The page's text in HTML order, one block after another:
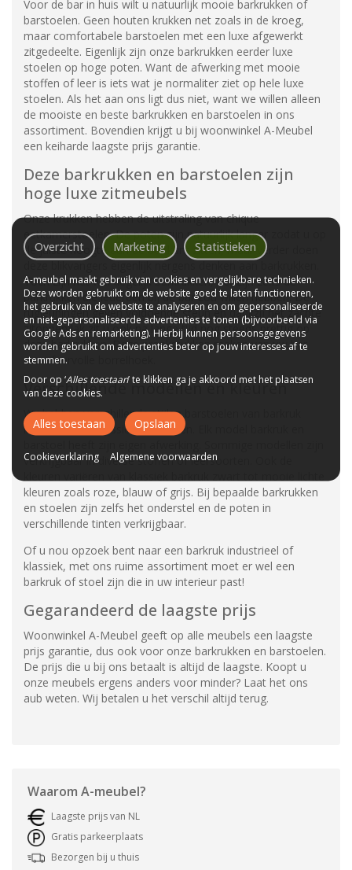
Voor de bar in huis wilt u natuurlijk mooie barkrukken of
barstoelen. Geen houten krukken net zoals in de kroeg,
maar comfortabele barstoelen met een luxe afgewerkt
zitgedeelte. Eigenlijk zijn onze barkrukken eerder luxe
stoelen op hoge poten. Want de afwerking met mooie
stoffen of leer is iets wat je normaliter ziet op hele luxe
stoelen. Als het aan ons ligt dus niet, want we willen alleen
de mooiste en beste barkrukken en barstoelen in ons
assortiment. Bovendien krijgt u bij woonwinkel A-Meubel
een keiharde laagste prijs garantie.
Deze barkrukken en barstoelen zijn
hoge luxe zitmeubels
Onze krukken hebben de uitstraling van chique
eetkamerstoelen. De poten zijn natuurlijk langer zodat u op
de juiste hoogte aan de bar kunt zitten, maar verder doen
deze blikvangers eigenlijk nergens denken aan barkrukken.
Toch zijn het wel degelijk barkrukken, het zijn zelfs de
barkrukken die iedereen bij de bar zou willen hebben. De
rugleuningen geven voldoende steun en dankzij het zachte
zitoppervlak zit u ook na lange tijd nog steeds prettig op
deze barkrukken. Deze pronkstukken maken van uw bar
een sfeervolle borrelhoek.
Verschillende modellen en kleuren
Wij hebben verschillende stijlen barstoelen van barkruk
industrieel tot klassieke varianten. Elk model barkruk en
verkrijgbaar in diverse stoffen of leersoorten. Ook de
kleuren zoals roze, blauw of grijs. Bij bepaalde barkrukken
en stoelen zijn zelfs het onderstel en de poten in
verschillende tinten verkrijgbaar.
Of u nou opzoek bent naar een barkruk industrieel of
klassiek, met ons ruime assortiment moet er wel een
barkruk of stoel zijn die in uw interieur past!
Gegarandeerd de laagste prijs
Woonwinkel A-Meubel geeft op alle meubels een laagste
prijs garantie, dus ook voor onze barkrukken en barstoelen.
De prijs die u bij ons betaalt is altijd de laagste. Koopt u
onze meubels ergens anders voor minder? Laat het ons
aub weten. Wij betalen u het verschil altijd terug.
Waarom A-meubel?
Laagste prijs van NL
Gratis parkeerplaats
Bezorgen bij u thuis
Overzicht Marketing Statistieken
A-meubel maakt gebruik van cookies en vergelijkbare technieken.
Deze worden gebruikt om de website goed te laten functioneren,
het gebruik van de website te analyseren en om gepersonaliseerde
en niet-gepersonaliseerde advertenties te tonen (bijvoorbeeld via
Google Ads en remarketing). Hierbij kunnen persoonsgegevens
worden gebruikt om advertenties beter op jouw interesses af te
stemmen.
Door op ‘Alles toestaan’ te klikken ga je akkoord met het plaatsen
van deze cookies.
Alles toestaan Opslaan
Cookieverklaring Algemene voorwaarden